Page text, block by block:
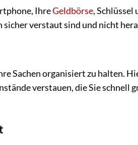
IhreGeldbörse, Schlüssel
sicher verstaut sind und nicht
Sachen organisiert zu halten.
verstauen, die Sie schnell